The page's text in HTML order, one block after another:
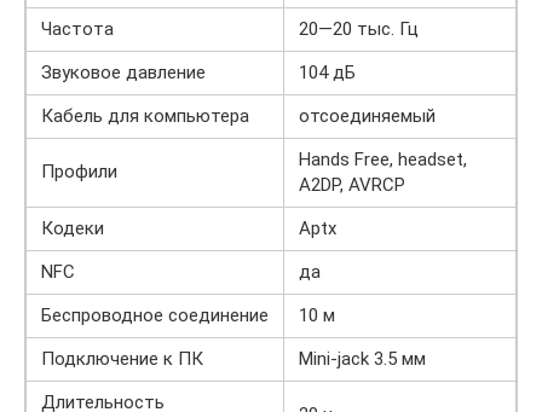
Частота
20—20 тыс. Гц
Звуковое давление
104 дБ
Кабель для компьютера
отсоединяемый
Профили
Hands Free, headset,
A2DP, AVRCP
Кодеки
Aptx
NFC
да
Беспроводное соединение
10 м
Подключение к ПК
Mini-jack 3.5 мм
Длительность